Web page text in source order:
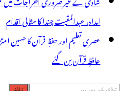
امداد، عبدالمقیت چندا کا مثالی اقدام
عصری تعلیم اور حفظِ قرآن کا حسین
حافظِ قرآن بن گئے
تلاش